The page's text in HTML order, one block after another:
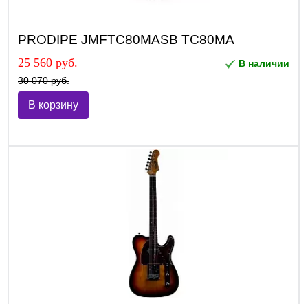
PRODIPE JMFTC80MASB TC80MA
25 560 руб.
30 070 руб.
В наличии
В корзину